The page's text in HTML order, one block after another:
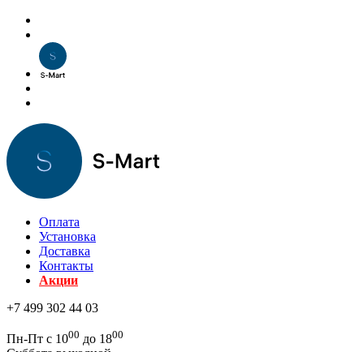
Оплата
Установка
Доставка
Контакты
Акции
+7 499 302 44 03
Пн-Пт с 1000 до 1800